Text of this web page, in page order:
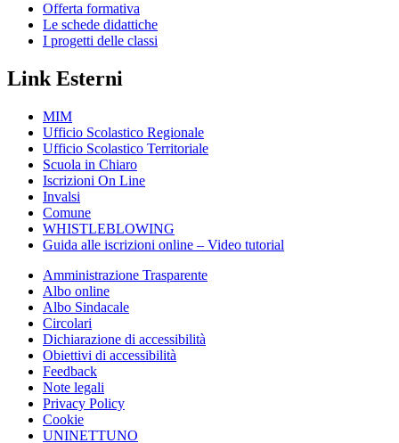
Offerta formativa
Le schede didattiche
I progetti delle classi
Link Esterni
MIM
Ufficio Scolastico Regionale
Ufficio Scolastico Territoriale
Scuola in Chiaro
Iscrizioni On Line
Invalsi
Comune
WHISTLEBLOWING
Guida alle iscrizioni online – Video tutorial
Amministrazione Trasparente
Albo online
Albo Sindacale
Circolari
Dichiarazione di accessibilità
Obiettivi di accessibilità
Feedback
Note legali
Privacy Policy
Cookie
UNINETTUNO